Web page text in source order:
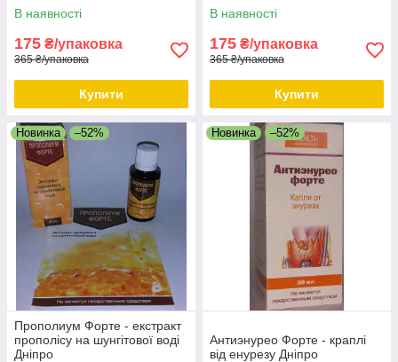
В наявності
175 ₴/упаковка
365 ₴/упаковка
Купити
В наявності
175 ₴/упаковка
365 ₴/упаковка
Купити
Новинка –52%
Прополиум Форте - екстракт
прополісу на шунгітової воді
Дніпро
Новинка –52%
Антиэнурео Форте - краплі
від енурезу Дніпро